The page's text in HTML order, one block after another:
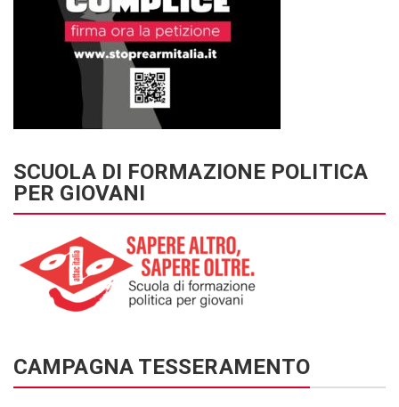
SCUOLA DI FORMAZIONE POLITICA
PER GIOVANI
CAMPAGNA TESSERAMENTO